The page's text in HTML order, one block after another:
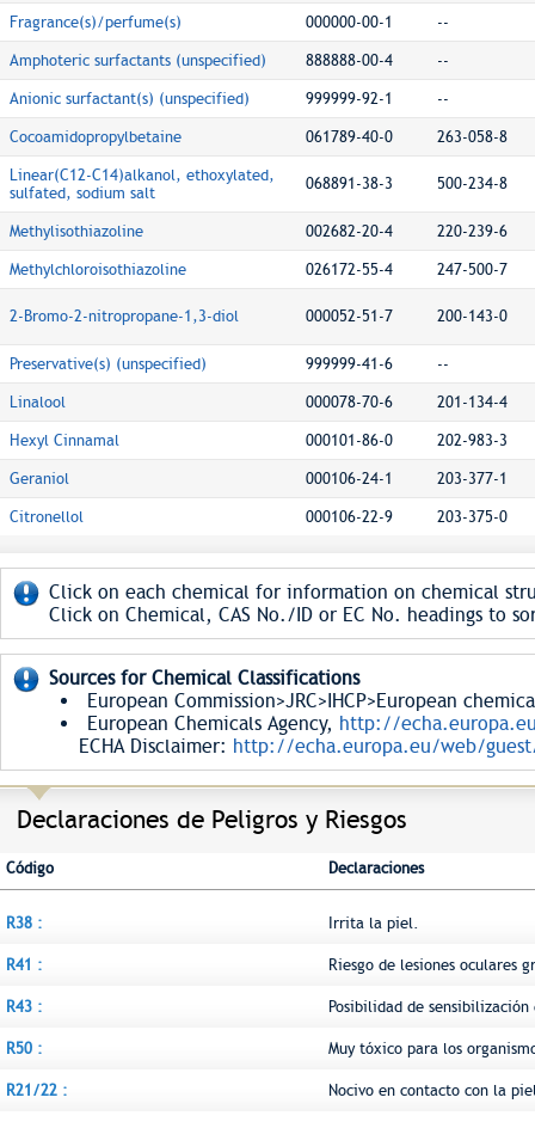
Fragrance(s)/perfume(s) 000000-00-1 --
Amphoteric surfactants (unspecified) 888888-00-4 --
Anionic surfactant(s) (unspecified) 999999-92-1 --
Cocoamidopropylbetaine 061789-40-0 263-058-8
Linear(C12-C14)alkanol, ethoxylated,
sulfated, sodium salt
068891-38-3 500-234-8
Methylisothiazoline 002682-20-4 220-239-6
Methylchloroisothiazoline 026172-55-4 247-500-7
2-Bromo-2-nitropropane-1,3-diol 000052-51-7 200-143-0
Preservative(s) (unspecified) 999999-41-6 --
Linalool 000078-70-6 201-134-4
Hexyl Cinnamal 000101-86-0 202-983-3
Geraniol 000106-24-1 203-377-1
Citronellol 000106-22-9 203-375-0
Click on each chemical for information on chemical
Click on Chemical, CAS No./ID or EC No. headings to
Sources for Chemical Classifications
European Commission>JRC>IHCP>European
European Chemicals Agency, http://
ECHA Disclaimer: http://echa.europa.eu/web/
Declaraciones de Peligros y Riesgos
Código Declaraciones
R38 : Irrita la piel.
R41 : Riesgo de lesiones oculares
R43 : Posibilidad de
R50 : Muy tóxico para los
R21/22 : Nocivo en contacto con la